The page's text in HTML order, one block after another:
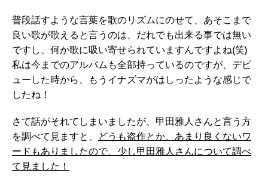
普段話すような言葉を歌のリズムにのせて、あそこまで
良い歌が歌えると言うのは、だれでも出来る事では無い
ですし、何か歌に吸い寄せられていますんですよね(笑)
私は今までのアルバムも全部持っているのですが、デビ
ューした時から、もうイナズマがはしったような感じで
したね！
さて話がそれてしまいましたが、甲田雅人さんと言う方
を調べて見ますと、 どうも盗作とか、あまり良くないワ
ードもありましたので、少し甲田雅人さんについて調べ
て見ました！